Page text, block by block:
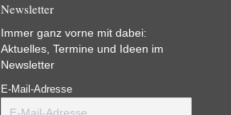
Newsletter
Immer ganz vorne mit dabei:
Aktuelles, Termine und Ideen im
Newsletter
E-Mail-Adresse